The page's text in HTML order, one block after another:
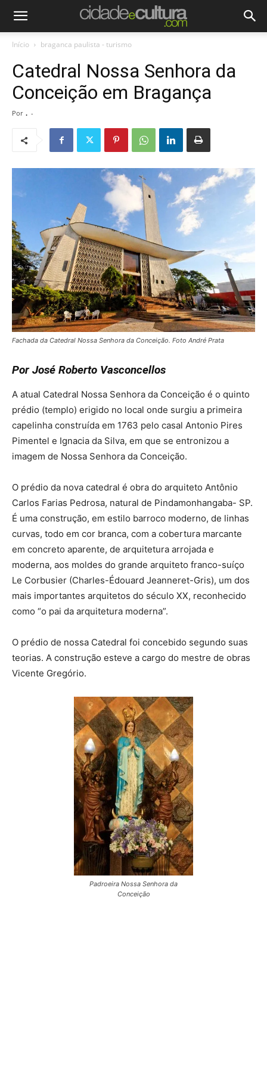
Início braganca paulista - turismo
Catedral Nossa Senhora da
Conceição em Bragança
Por . -
Fachada da Catedral Nossa Senhora da Conceição. Foto André Prata
Por José Roberto Vasconcellos
A atual Catedral Nossa Senhora da Conceição é o quinto
prédio (templo) erigido no local onde surgiu a primeira
capelinha construída em 1763 pelo casal Antonio Pires
Pimentel e Ignacia da Silva, em que se entronizou a
imagem de Nossa Senhora da Conceição.
O prédio da nova catedral é obra do arquiteto Antônio
Carlos Farias Pedrosa, natural de Pindamonhangaba- SP.
É uma construção, em estilo barroco moderno, de linhas
curvas, todo em cor branca, com a cobertura marcante
em concreto aparente, de arquitetura arrojada e
moderna, aos moldes do grande arquiteto franco-suíço
Le Corbusier (Charles-Édouard Jeanneret-Gris), um dos
mais importantes arquitetos do século XX, reconhecido
como “o pai da arquitetura moderna”.
O prédio de nossa Catedral foi concebido segundo suas
teorias. A construção esteve a cargo do mestre de obras
Vicente Gregório.
Padroeira Nossa Senhora da
Conceição